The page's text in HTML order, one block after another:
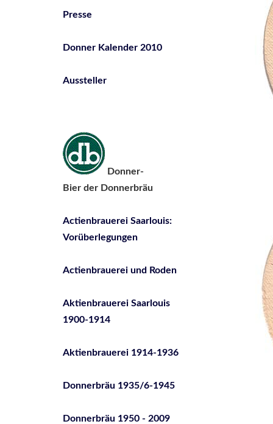
Presse
Donner Kalender 2010
Aussteller
Donner-
Bier der Donnerbräu
Actienbrauerei Saarlouis:
Vorüberlegungen
Actienbrauerei und Roden
Aktienbrauerei Saarlouis
1900-1914
Aktienbrauerei 1914-1936
Donnerbräu 1935/6-1945
Donnerbräu 1950 - 2009